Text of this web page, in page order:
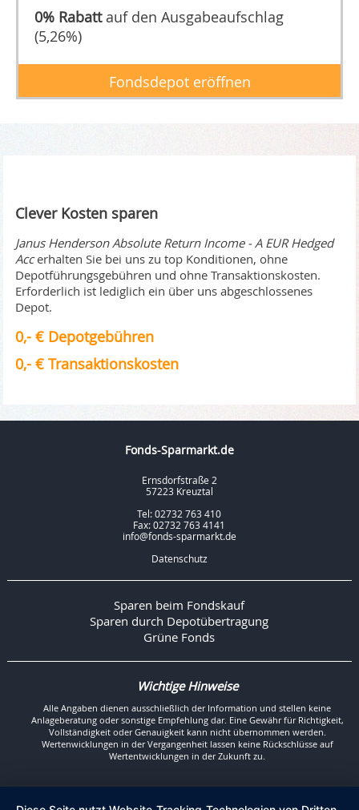
0% Rabattauf den Ausgabeaufschlag
(5,26%)
Fondsdepot eröffnen
Clever Kosten sparen
Janus Henderson Absolute Return Income - A EUR Hedged
Accerhalten Sie bei uns zu top Konditionen, ohne
Depotführungsgebühren und ohne Transaktionskosten.
Erforderlich ist lediglich ein über uns abgeschlossenes
Depot.
0,- € Depotgebühren
0,- € Transaktionskosten
Fonds-Sparmarkt.de
Ernsdorfstraße 2
57223 Kreuztal
Tel: 02732 763 410
Fax: 02732 763 4141
info@fonds-sparmarkt.de
Datenschutz
Sparen beim Fondskauf
Sparen durch Depotübertragung
Grüne Fonds
Wichtige Hinweise
Alle Angaben dienen ausschließlich der Information und stellen keine
Anlageberatung oder sonstige Empfehlung dar. Eine Gewähr für Richtigkeit,
Vollständigkeit oder Genauigkeit kann nicht übernommen werden.
Wertenwicklungen in der Vergangenheit lassen keine Rückschlüsse auf
Wertentwicklungen in der Zukunft zu.